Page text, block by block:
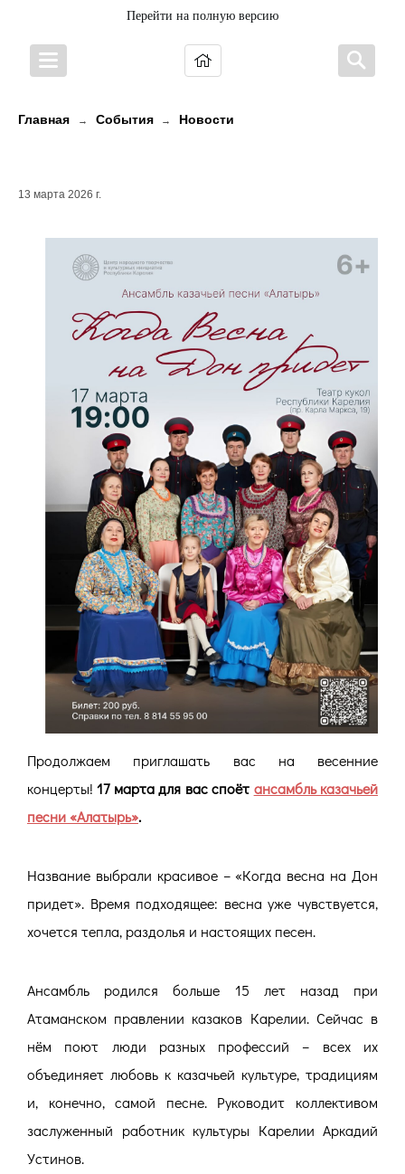
Перейти на полную версию
Главная → События → Новости
13 марта 2026 г.
Продолжаем приглашать вас на весенние
концерты!17 марта для вас споёт ансамбль казачьей
песни «Алатырь».
Название выбрали красивое – «Когда весна на Дон
придет». Время подходящее: весна уже чувствуется,
хочется тепла, раздолья и настоящих песен.
Ансамбль родился больше 15 лет назад при
Атаманском правлении казаков Карелии. Сейчас в
нём поют люди разных профессий – всех их
объединяет любовь к казачьей культуре, традициям
и, конечно, самой песне. Руководит коллективом
заслуженный работник культуры Карелии Аркадий
Устинов.